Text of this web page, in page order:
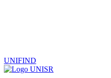
UNIFIND